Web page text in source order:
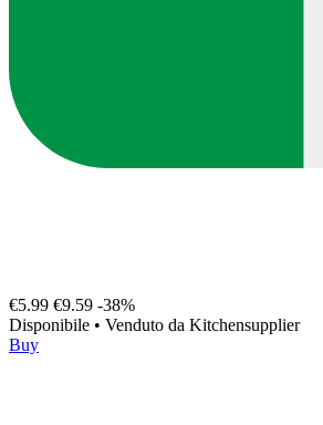
€5.99 €9.59 -38%
Disponibile • Venduto da Kitchensupplier
Buy